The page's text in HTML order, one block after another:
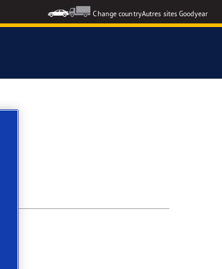
Change countryAutres sites Goodyear